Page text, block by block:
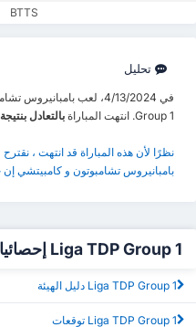
BTTS
تحليل
Group 1. انتهت المباراة
بالتعادل بنتيجة 1 - 1
نظرًا لأن هذه المباراة قد انتهت ،
بامبانيروس تشامبوتون و كامبيتشي
Liga TDP Group 1 إحصائيات
Liga TDP Group 1 دليل الهيئة
Liga TDP Group 1 توقعات